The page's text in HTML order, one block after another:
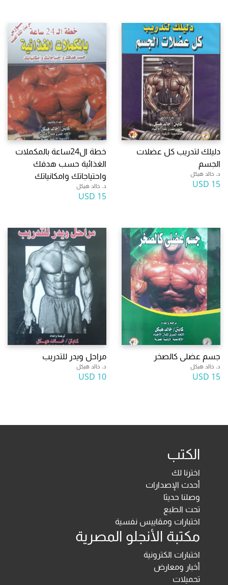
دليلك لتدريب كل عضلات
الجسم
د. خالد هيكل
15 USD
خطة ال24ساعة بالمكملات
الغذائية حسب هدفك
واحتياجاتك وامكانياتك
د. خالد هيكل
15 USD
جسم عضلى كالصخر
د. خالد هيكل
15 USD
مراحل ويدر للتدريب
د. خالد هيكل
10 USD
الكتب
اخترنا لك
أحدث الإصدارات
وصلنا حديثا
تحت الطبع
اختبارات ومقاييس نفسية
مكتبة الأنجلو المصرية
اختبارات الكترونية
أخبار ومعارض
تحميلات